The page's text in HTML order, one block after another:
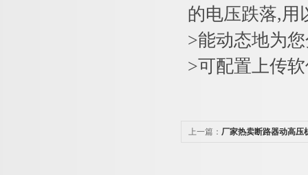
的电压跌落,用
>能动态地为
>可配置上传
上一篇： 厂家热卖断路器动高压